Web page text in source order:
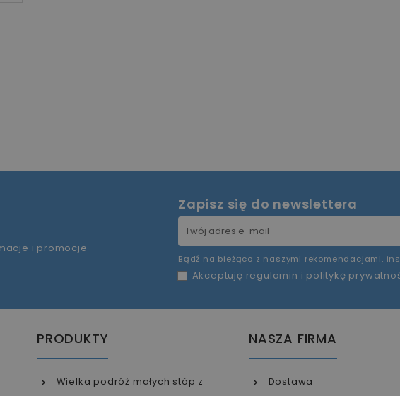
i promocje
Zapisz się do newslettera
Bądź na bieżąco z naszymi rekomendacjami,
Akceptuję regulamin i politykę
PRODUKTY
Wielka podróż małych stóp z
NASZA FIRMA
Dostawa